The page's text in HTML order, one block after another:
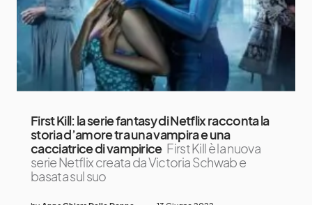
First Kill: la serie fantasy di Netflix racconta la
storia d’amore tra una vampira e una
cacciatrice di vampirice First Kill è la nuova
serie Netflix creata da Victoria Schwab e
basata sul suo